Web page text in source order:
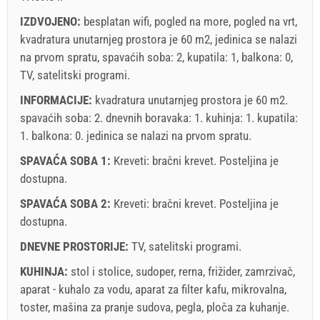
Holiday-Link plaća: 03.10.2025. - 31.12.2026. / - 10 %
Obavezno:Prijava gostiju (01.07. - 31.08): 10 EUR (once -
za_person), Prijava gostiju (01.01 - 30.06. / 01.09. - 31.12.):
Uveti i odredbe dobavljača
Rezervirajte i čekajte na potvrdu
Ukoliko ne želite odmah rezervisati i imate još pitanja,
upišite ih ispod i kliknite ˝Pošalji upit˝.
IZDVOJENO: besplatan wifi, pogled na more, pogled na vrt,
kvadratura unutarnjeg prostora je 60 m2, jedinica se nalazi
na prvom spratu, spavaćih soba: 2, kupatila: 1, balkona: 0,
TV, satelitski programi.
INFORMACIJE: kvadratura unutarnjeg prostora je 60 m2.
spavaćih soba: 2. dnevnih boravaka: 1. kuhinja: 1. kupatila:
1. balkona: 0. jedinica se nalazi na prvom spratu.
SPAVAĆA SOBA 1: Kreveti: bračni krevet. Posteljina je
dostupna.
SPAVAĆA SOBA 2: Kreveti: bračni krevet. Posteljina je
dostupna.
DNEVNE PROSTORIJE: TV, satelitski programi.
KUHINJA: stol i stolice, sudoper, rerna, frižider, zamrzivač,
aparat - kuhalo za vodu, aparat za filter kafu, mikrovalna,
toster, mašina za pranje sudova, pegla, ploča za kuhanje.